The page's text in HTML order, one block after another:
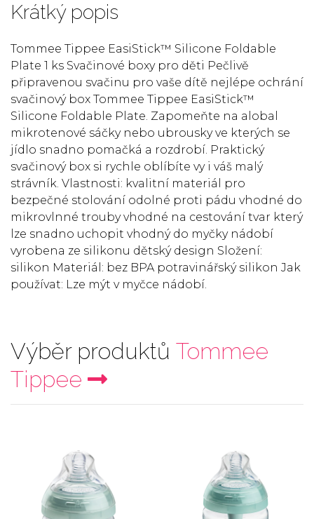
Krátký popis
Tommee Tippee EasiStick™ Silicone Foldable
Plate 1 ks Svačinové boxy pro děti Pečlivě
připravenou svačinu pro vaše dítě nejlépe ochrání
svačinový box Tommee Tippee EasiStick™
Silicone Foldable Plate. Zapomeňte na alobal
mikrotenové sáčky nebo ubrousky ve kterých se
jídlo snadno pomačká a rozdrobí. Praktický
svačinový box si rychle oblíbíte vy i váš malý
strávník. Vlastnosti: kvalitní materiál pro
bezpečné stolování odolné proti pádu vhodné do
mikrovlnné trouby vhodné na cestování tvar který
lze snadno uchopit vhodný do myčky nádobí
vyrobena ze silikonu dětský design Složení:
silikon Materiál: bez BPA potravinářský silikon Jak
používat: Lze mýt v myčce nádobí.
Výběr produktů Tommee
Tippee